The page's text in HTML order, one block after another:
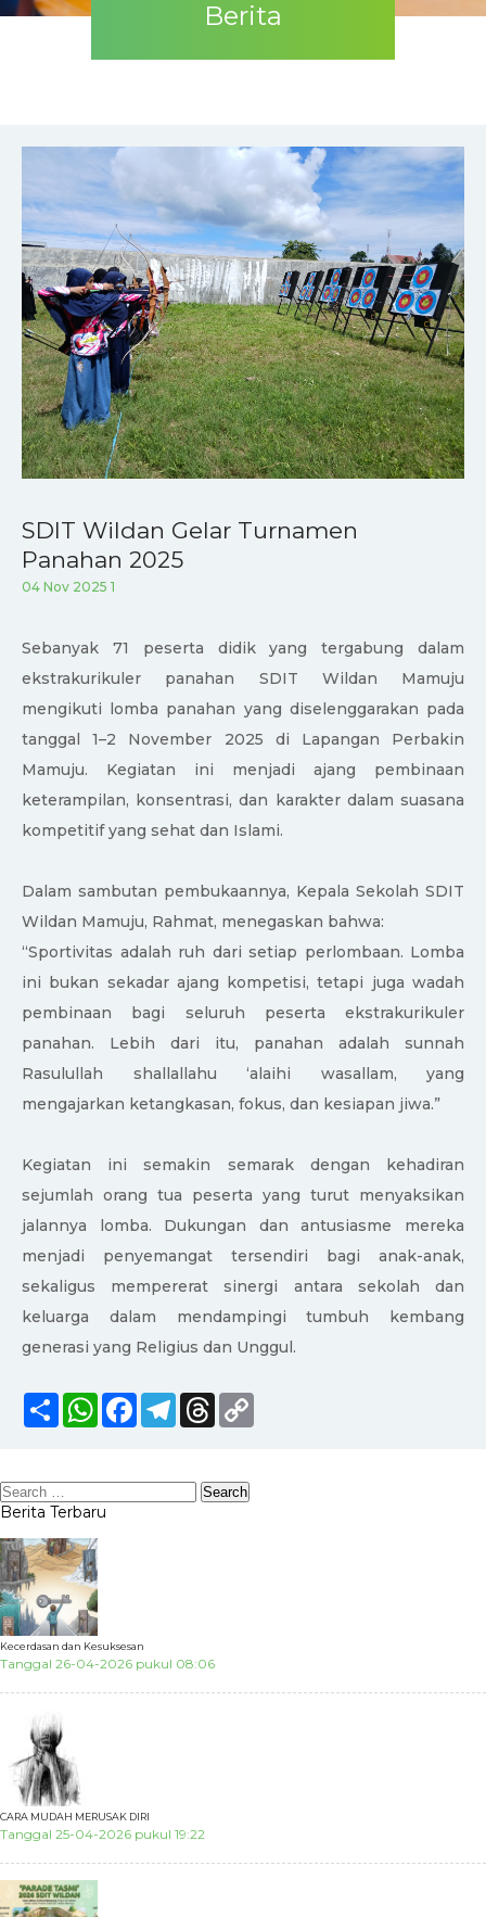
Berita
SDIT Wildan Gelar Turnamen
Panahan 2025
04 Nov 2025 1
Sebanyak 71 peserta didik yang tergabung dalam
ekstrakurikuler panahan SDIT Wildan Mamuju
mengikuti lomba panahan yang diselenggarakan pada
tanggal 1–2 November 2025 di Lapangan Perbakin
Mamuju. Kegiatan ini menjadi ajang pembinaan
keterampilan, konsentrasi, dan karakter dalam suasana
kompetitif yang sehat dan Islami.
Dalam sambutan pembukaannya, Kepala Sekolah SDIT
Wildan Mamuju, Rahmat, menegaskan bahwa:
“Sportivitas adalah ruh dari setiap perlombaan. Lomba
ini bukan sekadar ajang kompetisi, tetapi juga wadah
pembinaan bagi seluruh peserta ekstrakurikuler
panahan. Lebih dari itu, panahan adalah sunnah
Rasulullah shallallahu ‘alaihi wasallam, yang
mengajarkan ketangkasan, fokus, dan kesiapan jiwa.”
Kegiatan ini semakin semarak dengan kehadiran
sejumlah orang tua peserta yang turut menyaksikan
jalannya lomba. Dukungan dan antusiasme mereka
menjadi penyemangat tersendiri bagi anak-anak,
sekaligus mempererat sinergi antara sekolah dan
keluarga dalam mendampingi tumbuh kembang
generasi yang Religius dan Unggul.
ShareWhatsApp
FacebookTelegram
Threads
Berita Terbaru
Kecerdasan dan Kesuksesan
Tanggal 26-04-2026 pukul 08:06
CARA MUDAH MERUSAK DIRI
Tanggal 25-04-2026 pukul 19:22